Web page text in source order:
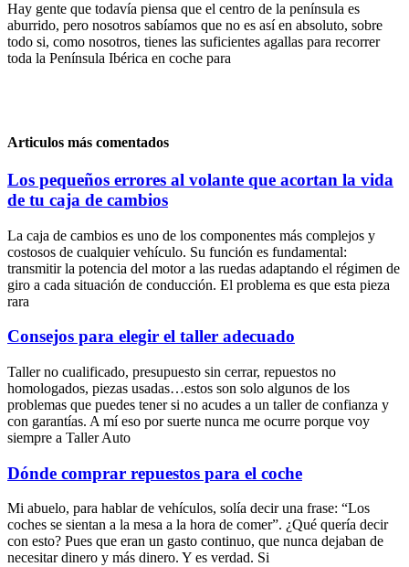
Hay gente que todavía piensa que el centro de la península es
aburrido, pero nosotros sabíamos que no es así en absoluto, sobre
todo si, como nosotros, tienes las suficientes agallas para recorrer
toda la Península Ibérica en coche para
Articulos más comentados
Los pequeños errores al volante que acortan la vida
de tu caja de cambios
La caja de cambios es uno de los componentes más complejos y
costosos de cualquier vehículo. Su función es fundamental:
transmitir la potencia del motor a las ruedas adaptando el régimen de
giro a cada situación de conducción. El problema es que esta pieza
rara
Consejos para elegir el taller adecuado
Taller no cualificado, presupuesto sin cerrar, repuestos no
homologados, piezas usadas…estos son solo algunos de los
problemas que puedes tener si no acudes a un taller de confianza y
con garantías. A mí eso por suerte nunca me ocurre porque voy
siempre a Taller Auto
Dónde comprar repuestos para el coche
Mi abuelo, para hablar de vehículos, solía decir una frase: “Los
coches se sientan a la mesa a la hora de comer”. ¿Qué quería decir
con esto? Pues que eran un gasto continuo, que nunca dejaban de
necesitar dinero y más dinero. Y es verdad. Si